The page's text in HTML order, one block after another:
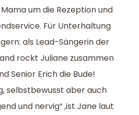
um die Rezeption und
Für Unterhaltung
als Lead-Sängerin der
rockt Juliane zusammen
Senior Erich die Bude!
selbstbewusst aber auch
und nervig“ ,ist Jane laut